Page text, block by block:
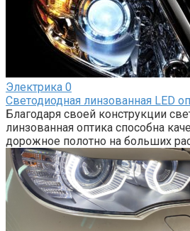
Электрика 0
Светодиодная линзованная LED
Благодаря своей конструкции
линзованная оптика способна
дорожное полотно на больших